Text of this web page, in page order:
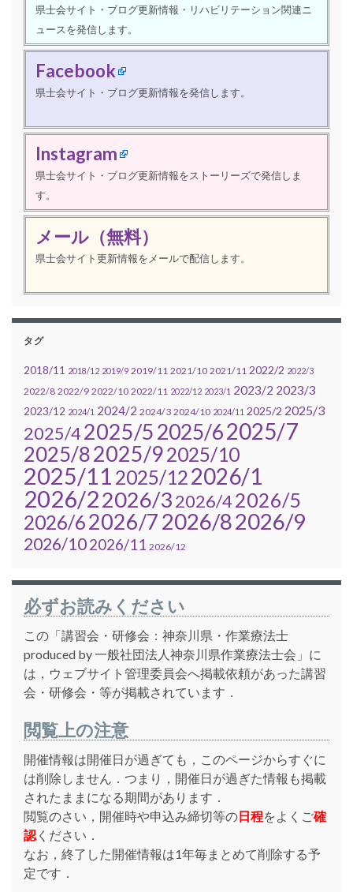
県士会サイト・ブログ更新情報・リハビリテーション関連ニ
ュースを発信します。
Facebook
県士会サイト・ブログ更新情報を発信します。
Instagram
県士会サイト・ブログ更新情報をストーリーズで発信しま
す。
メール（無料）
県士会サイト更新情報をメールで配信します。
タグ
2018/11 2018/12 2019/9 2019/11 2021/10 2021/11 2022/2 2022/3
2022/8 2022/9 2022/10 2022/11 2022/12 2023/1 2023/2 2023/3
2023/12 2024/1 2024/2 2024/3 2024/10 2024/11 2025/2 2025/3
2025/42025/52025/62025/7
2025/82025/92025/10
2025/11 2025/122026/1
2026/22026/32026/42026/5
2026/62026/72026/82026/9
2026/102026/11 2026/12
必ずお読みください
この「講習会・研修会：神奈川県・作業療法士
produced by 一般社団法人神奈川県作業療法士会」に
は，ウェブサイト管理委員会へ掲載依頼があった講習
会・研修会・等が掲載されています．
閲覧上の注意
開催情報は開催日が過ぎても，このページからすぐに
は削除しません．つまり，開催日が過ぎた情報も掲載
されたままになる期間があります．
閲覧のさい，開催時や申込み締切等の日程をよくご確
認 ください．
なお，終了した開催情報は1年毎まとめて削除する予
定です．